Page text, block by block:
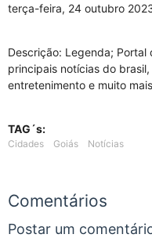
terça-feira, 24 outubro
Descrição: Legenda;
principais notícias do
entretenimento e muito
TAG´s:
Cidades Goiás Notícias
Comentários
Postar um